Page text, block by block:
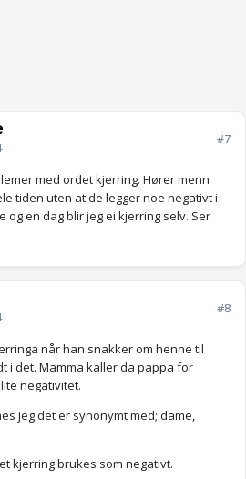
#7
med ordet kjerring. Hører menn
tiden uten at de legger noe negativt i
og en dag blir jeg ei kjerring selv. Ser
#8
når han snakker om henne til
i det. Mamma kaller da pappa for
negativitet.
jeg det er synonymt med; dame,
kjerring brukes som negativt.